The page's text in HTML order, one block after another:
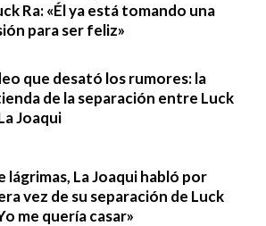
Ra: «Él ya está tomando una
para ser feliz»
que desató los rumores: la
de la separación entre Luck
Joaqui
lágrimas, La Joaqui habló por
vez de su separación de Luck
me quería casar»